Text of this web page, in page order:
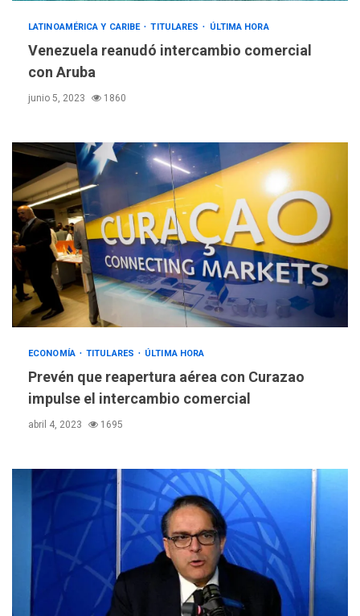
LATINOAMÉRICA Y CARIBE TITULARES ÚLTIMA HORA
Venezuela reanudó intercambio comercial
con Aruba
junio 5, 2023 1860
ECONOMÍA TITULARES ÚLTIMA HORA
Prevén que reapertura aérea con Curazao
impulse el intercambio comercial
abril 4, 2023 1695
POLÍTICA
TITULARES
ÚLTIMA HORA